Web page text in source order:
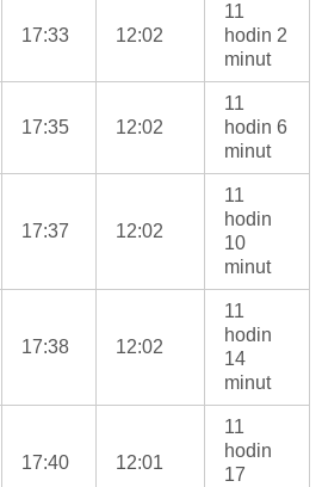
17:33 12:02
11
hodin 2
minut
17:35 12:02
11
hodin 6
minut
17:37 12:02
11
hodin
10
minut
17:38 12:02
11
hodin
14
minut
17:40 12:01
11
hodin
17